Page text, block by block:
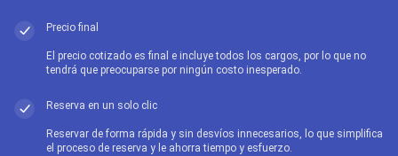
Precio final
El precio cotizado es final e incluye todos los cargos, por lo que no
tendrá que preocuparse por ningún costo inesperado.
Reserva en un solo clic
Reservar de forma rápida y sin desvíos innecesarios, lo que simplifica
el proceso de reserva y le ahorra tiempo y esfuerzo.